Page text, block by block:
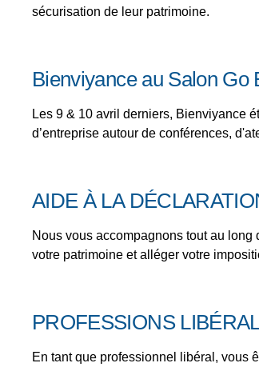
sécurisation de leur patrimoine.
Bienviyance au Salon Go
Les 9 & 10 avril derniers, Bienviyance
d’entreprise autour de conférences,
AIDE À LA
Nous vous accompagnons tout au long
votre patrimoine et alléger votre
PROFESSIONS
En tant que professionnel libéral, vous